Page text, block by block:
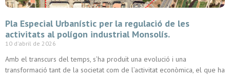
Pla Especial Urbanístic per la regulació de les
activitats al polígon industrial Monsolís.
10 d'abril de 2026
Amb el transcurs del temps, s’ha produït una evolució i una
transformació tant de la societat com de l’activitat econòmica, el que ha